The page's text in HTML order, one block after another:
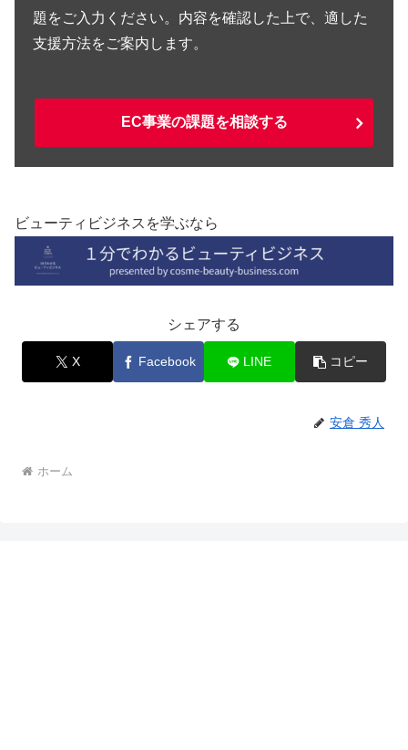
題をご入力ください。内容を確認した上で、適した
支援方法をご案内します。
EC事業の課題を相談する
ビューティビジネスを学ぶなら
シェアする
X Facebook LINE コピー
安倉 秀人
ホーム